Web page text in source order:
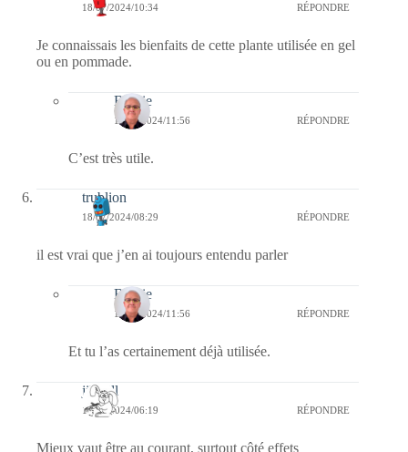
18/07/2024/10:34 RÉPONDRE
Je connaissais les bienfaits de cette plante utilisée en gel
ou en pommade.
Bernie
18/07/2024/11:56 RÉPONDRE
C’est très utile.
trublion
18/07/2024/08:29 RÉPONDRE
il est vrai que j’en ai toujours entendu parler
Bernie
18/07/2024/11:56 RÉPONDRE
Et tu l’as certainement déjà utilisée.
jill bill
18/07/2024/06:19 RÉPONDRE
Mieux vaut être au courant, surtout côté effets